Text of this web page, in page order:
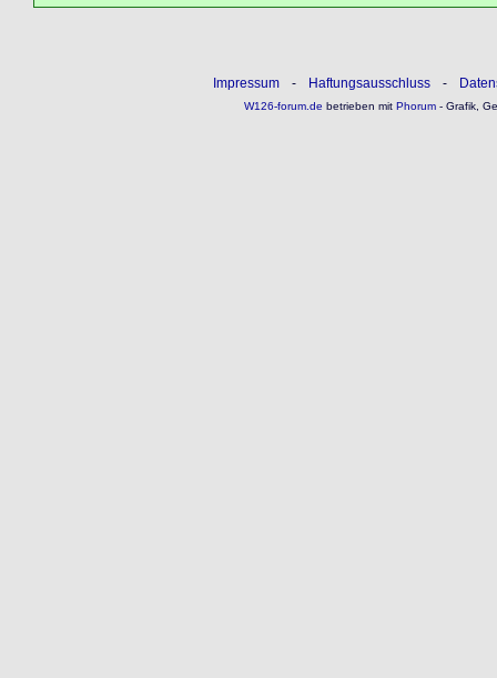
Impressum - Haftungsausschluss -
W126-forum.de betrieben mitPhorum- Grafik,